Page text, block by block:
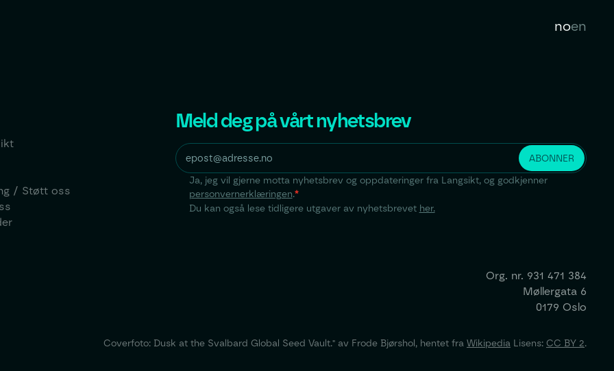
noen
/ Støtt oss
Meld deg på vårt nyhetsbrev
Ja, jeg vil gjerne motta nyhetsbrev og oppdateringer fra Langsikt, og godkjenner
personvernerklæringen.*
Du kan også lese tidligere utgaver av nyhetsbrevet her.
Org. nr. 931 471 384
Møllergata 6
0179 Oslo
Coverfoto: Dusk at the Svalbard Global Seed Vault." av Frode Bjørshol, hentet fra WikipediaLisens: CC BY 2.